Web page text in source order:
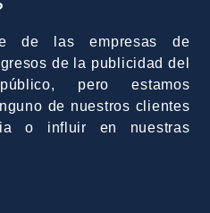
de las empresas de
de la publicidad del
pero estamos
de nuestros clientes
o influir en nuestras